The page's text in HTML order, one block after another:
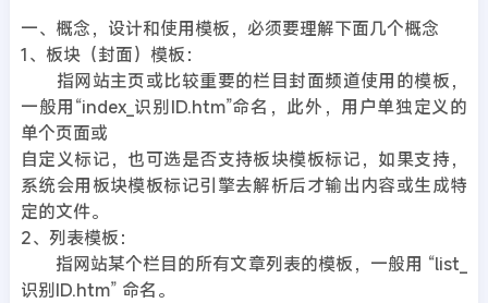
一、概念，设计和使用模板，必须要理解下面几个概念
1、板块（封面）模板：
指网站主页或比较重要的栏目封面频道使用的模板，
一般用“index_识别ID.htm”命名，此外，用户单独定义的
单个页面或
自定义标记，也可选是否支持板块模板标记，如果支持，
系统会用板块模板标记引擎去解析后才输出内容或生成特
定的文件。
2、列表模板：
指网站某个栏目的所有文章列表的模板，一般用 “list_
识别ID.htm” 命名。